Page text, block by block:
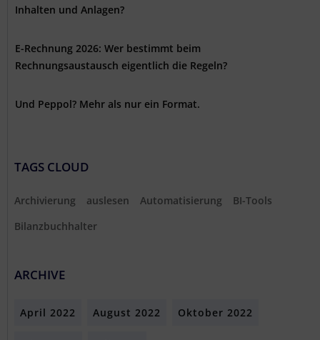
Inhalten und Anlagen?
E-Rechnung 2026: Wer bestimmt beim
Rechnungsaustausch eigentlich die Regeln?
Und Peppol? Mehr als nur ein Format.
TAGS CLOUD
Archivierung auslesen Automatisierung
BI-Tools
Bilanzbuchhalter
ARCHIVE
April 2022 August 2022 Oktober 2022